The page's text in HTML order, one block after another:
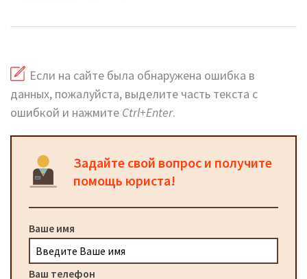
Если на сайте была обнаружена ошибка в
данных, пожалуйста, выделите часть текста с
ошибкой и нажмите Ctrl+Enter.
Задайте свой вопрос и получите
помощь юриста!
Ваше имя
Ваш телефон